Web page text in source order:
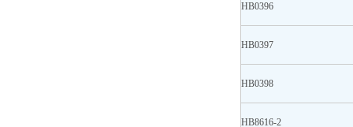
HB0396
HB0397
HB0398
HB8616-2